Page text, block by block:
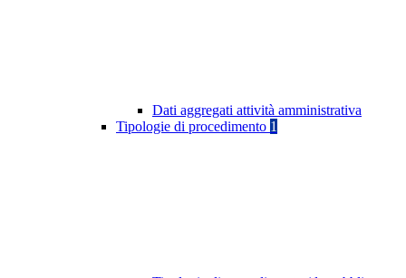
Dati aggregati attività amministrativa
Tipologie di procedimento 1